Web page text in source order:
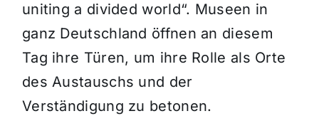
uniting a divided world“. Museen in
ganz Deutschland öffnen an diesem
Tag ihre Türen, um ihre Rolle als Orte
des Austauschs und der
Verständigung zu betonen.